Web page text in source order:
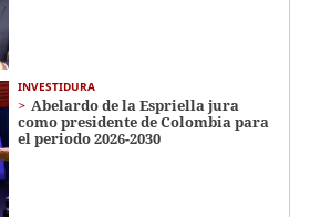
INVESTIDURA
Abelardo de la Espriella jura
como presidente de Colombia para
el periodo 2026-2030